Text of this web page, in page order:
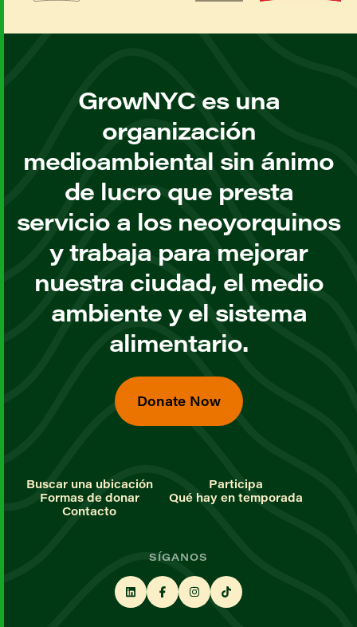
GrowNYC es una
organización
medioambiental sin ánimo
de lucro que presta
servicio a los neoyorquinos
y trabaja para mejorar
nuestra ciudad, el medio
ambiente y el sistema
alimentario.
Donate Now
Buscar una ubicación
Participa
Formas de donar
Qué hay en temporada
Contacto
SÍGANOS